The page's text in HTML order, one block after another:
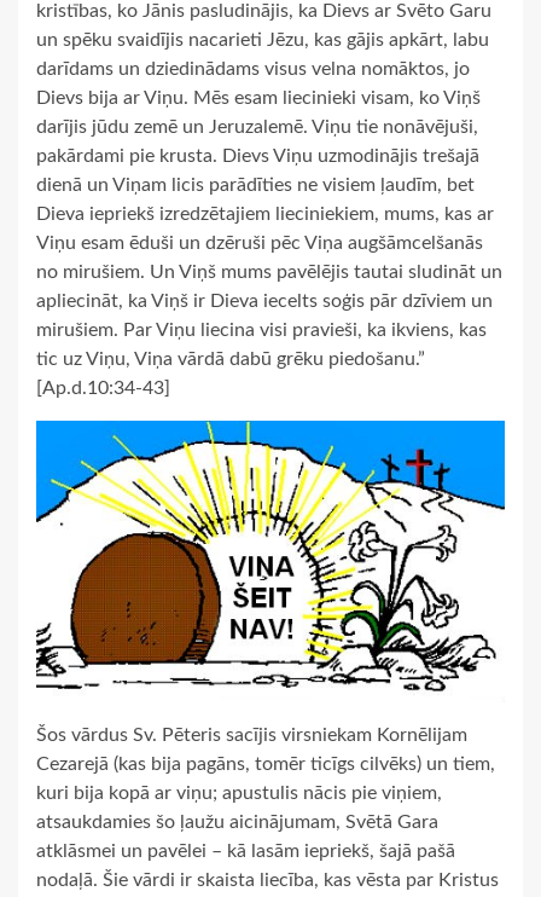
kristības, ko Jānis pasludinājis, ka Dievs ar Svēto Garu
un spēku svaidījis nacarieti Jēzu, kas gājis apkārt, labu
darīdams un dziedinādams visus velna nomāktos, jo
Dievs bija ar Viņu. Mēs esam liecinieki visam, ko Viņš
darījis jūdu zemē un Jeruzalemē. Viņu tie nonāvējuši,
pakārdami pie krusta. Dievs Viņu uzmodinājis trešajā
dienā un Viņam licis parādīties ne visiem ļaudīm, bet
Dieva iepriekš izredzētajiem lieciniekiem, mums, kas ar
Viņu esam ēduši un dzēruši pēc Viņa augšāmcelšanās
no mirušiem. Un Viņš mums pavēlējis tautai sludināt un
apliecināt, ka Viņš ir Dieva iecelts soģis pār dzīviem un
mirušiem. Par Viņu liecina visi pravieši, ka ikviens, kas
tic uz Viņu, Viņa vārdā dabū grēku piedošanu.”
[Ap.d.10:34‑43]
Šos vārdus Sv. Pēteris sacījis virsniekam Kornēlijam
Cezarejā (kas bija pagāns, tomēr ticīgs cilvēks) un tiem,
kuri bija kopā ar viņu; apustulis nācis pie viņiem,
atsaukdamies šo ļaužu aicinājumam, Svētā Gara
atklāsmei un pavēlei – kā lasām iepriekš, šajā pašā
nodaļā. Šie vārdi ir skaista liecība, kas vēsta par Kristus